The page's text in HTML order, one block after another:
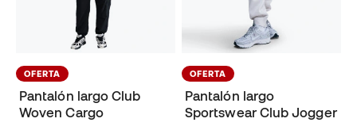
OFERTA
Pantalón largo Club
Woven Cargo
OFERTA
Pantalón largo
Sportswear Club Jogger